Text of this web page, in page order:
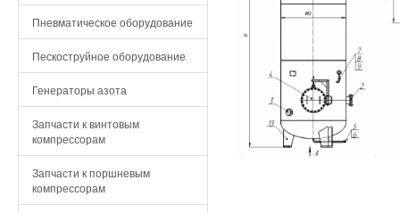
Пневматическое оборудование
Пескоструйное оборудование
Генераторы азота
Запчасти к винтовым
компрессорам
Запчасти к поршневым
компрессорам